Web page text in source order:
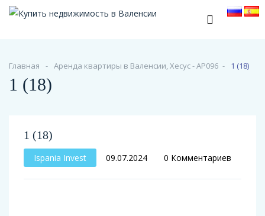
Главная Аренда квартиры в Валенсии, Хесус - АР096 1 (18)
1 (18)
1 (18)
Ispania Invest 09.07.2024 0 Комментариев